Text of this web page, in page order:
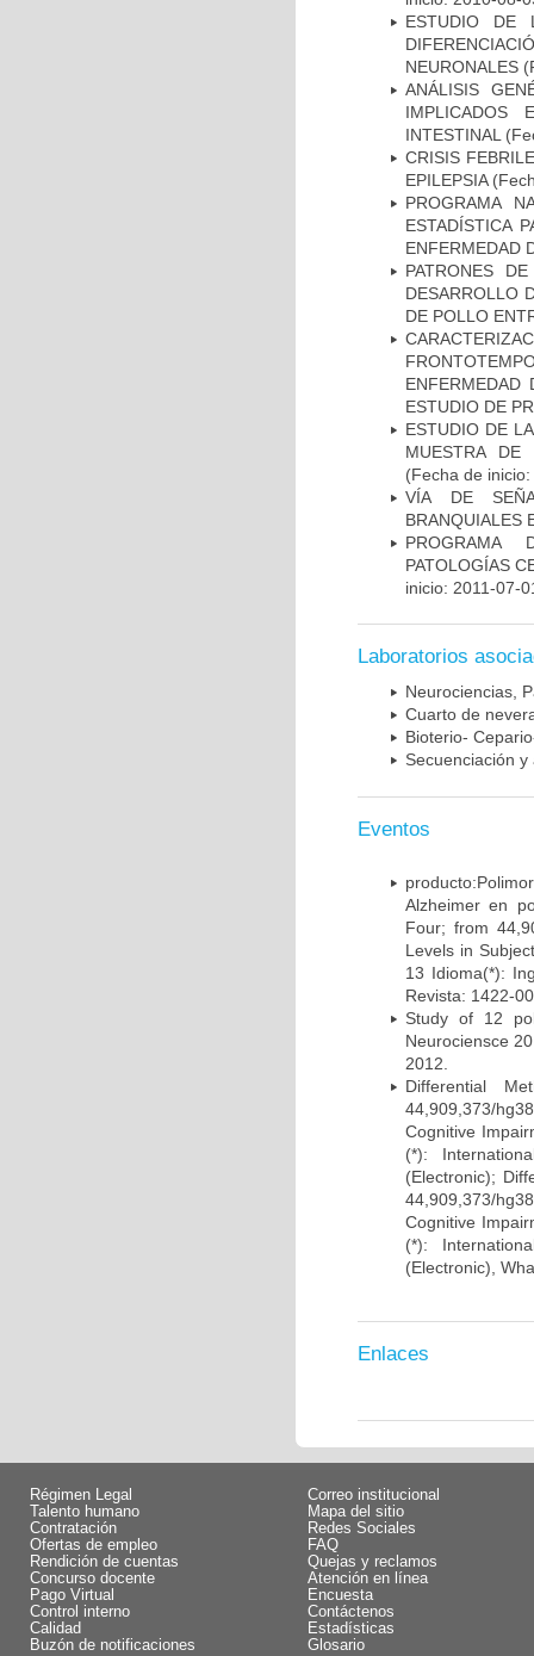
ESTUDIO DE
NEURONALES
ANÁLISIS
IMPLICADOS
INTESTINAL
CRISIS
EPILEPSIA
PROGRAMA
ESTADÍSTICA
ENFERMEDAD
PATRONES
DESARROLLO
DE POLLO
ENFERMEDAD
ESTUDIO DE
ESTUDIO DE
MUESTRA DE
(Fecha de
VÍA DE
BRANQUIALES
PROGRAMA
PATOLOGÍAS
inicio: 2011-07-
Laboratorios
Neurociencias,
Cuarto de
Bioterio-
Secuenciación
Eventos
Alzheimer en
Four; from
Levels in
13 Idioma(*):
Revista: 1422-
Study of 12
Neurociensce
2012.
Differential
44,909,373/
Cognitive
(*):
(Electronic);
44,909,373/
Cognitive
(*):
(Electronic),
Enlaces
Régimen Legal
Talento humano
Contratación
Ofertas de empleo
Rendición de cuentas
Concurso docente
Pago Virtual
Control interno
Calidad
Buzón de notificaciones
Correo institucional
Mapa del sitio
Redes Sociales
FAQ
Quejas y reclamos
Atención en línea
Encuesta
Contáctenos
Estadísticas
Glosario